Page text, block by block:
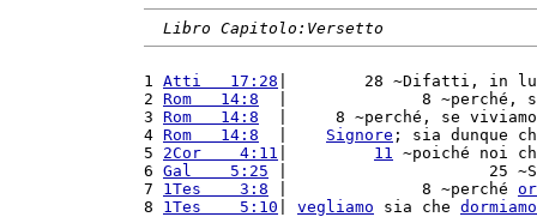
Libro Capitolo:Versetto
1 Atti   17:28 |        28 ~Difatti, in
2 Rom   14:8
|              8 ~perché,
3 Rom   14:8
|     8 ~perché, se
4 Rom   14:8 Signore ; sia dunque
5 2Cor    4:11 11 ~poiché noi
6 Gal    5:25 |                     25
7 1Tes    3:8 |              8 ~perché
8 1Tes    5:10 vegliamo sia che dormiamo